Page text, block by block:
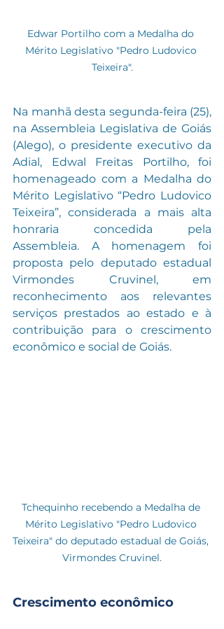
Edwar Portilho com a Medalha do
Mérito Legislativo "Pedro Ludovico
Teixeira".
Na manhã desta segunda-feira (25),
na Assembleia Legislativa de Goiás
(Alego), o presidente executivo da
Adial, Edwal Freitas Portilho, foi
homenageado com a Medalha do
Mérito Legislativo “Pedro Ludovico
Teixeira”, considerada a mais alta
honraria concedida pela
Assembleia. A homenagem foi
proposta pelo deputado estadual
Virmondes Cruvinel, em
reconhecimento aos relevantes
serviços prestados ao estado e à
contribuição para o crescimento
econômico e social de Goiás.
Tchequinho recebendo a Medalha de
Mérito Legislativo "Pedro Ludovico
Teixeira" do deputado estadual de Goiás,
Virmondes Cruvinel.
Crescimento econômico